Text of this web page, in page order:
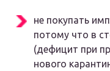
не покупать
потому что в
(дефицит при
нового